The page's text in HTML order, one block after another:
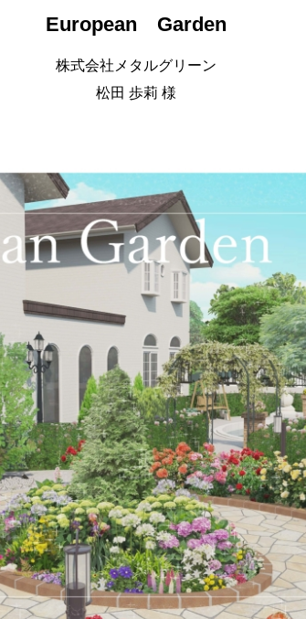
European Garden
株式会社メタルグリーン
松田 歩莉 様